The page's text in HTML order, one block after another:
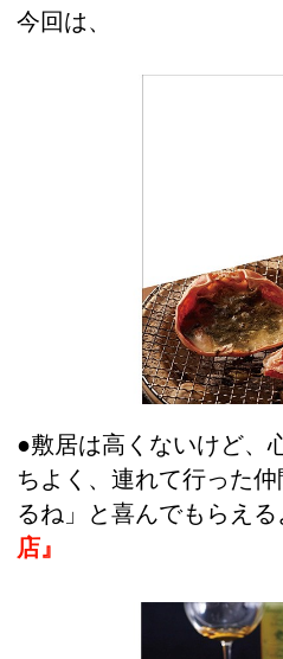
今回は、
●敷居は高くないけど、
ちよく、連れて行った
るね」と喜んでもらえる
店』